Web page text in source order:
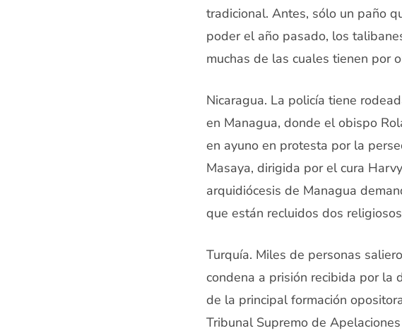
tradicional. Antes, sólo un paño
poder el año pasado, los
muchas de las cuales tienen por
Nicaragua. La policía tiene
en Managua, donde el obispo
en ayuno en protesta por la
Masaya, dirigida por el cura
arquidiócesis de Managua
que están recluidos dos
Turquía. Miles de personas
condena a prisión recibida por la
de la principal formación
Tribunal Supremo de